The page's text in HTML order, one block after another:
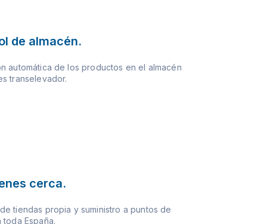
de almacén.
automática de los productos en el almacén
transelevador.
cerca.
tiendas propia y suministro a puntos de
toda España.